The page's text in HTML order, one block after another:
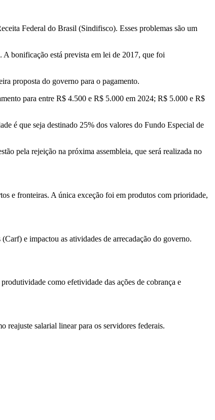
Federal do Brasil (Sindifisco). Esses problemas são um
A bonificação está prevista em lei de 2017, que foi
proposta do governo para o pagamento.
para entre R$ 4.500 e R$ 5.000 em 2024; R$ 5.000 e R$
é que seja destinado 25% dos valores do Fundo Especial de
pela rejeição na próxima assembleia, que será realizada no
e fronteiras. A única exceção foi em produtos com prioridade,
e impactou as atividades de arrecadação do governo.
como efetividade das ações de cobrança e
salarial linear para os servidores federais.